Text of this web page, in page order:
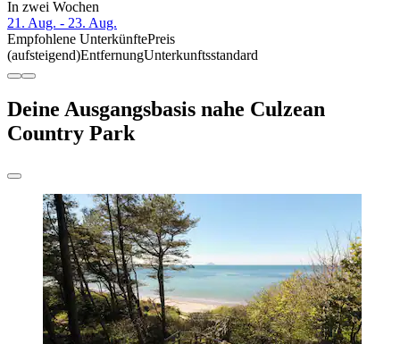
In zwei Wochen
21. Aug. - 23. Aug.
Empfohlene UnterkünftePreis
(aufsteigend)EntfernungUnterkunftsstandard
Deine Ausgangsbasis nahe Culzean
Country Park